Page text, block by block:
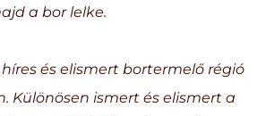
a bor lelke.
és elismert bortermelő régió
Különösen ismert és elismert a